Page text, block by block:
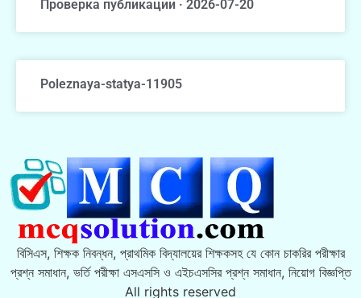
Проверка публикации · 2026-07-20
Poleznaya-statya-11905
বিসিএস, শিক্ষক নিবন্ধন, প্রাথমিক বিদ্যালয়ের শিক্ষকসহ যে কোন চাকরির পরীক্ষার
প্রশ্ন সমাধান, ভর্তি পরীক্ষা এসএসসি ও এইচএসসির প্রশ্ন সমাধান, নিয়োগ বিজ্ঞপ্তি
All rights reserved